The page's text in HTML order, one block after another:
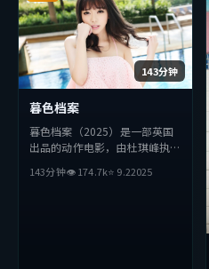
143分钟
暮色档案
暮色档案（2025）是一部英国
出品的动作电影，由杜琪峰执
珀等主演。影片在叙事与视听上
143分钟👁174.7k⭐ 9.22025